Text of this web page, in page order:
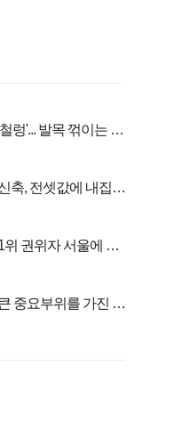
렁'... 발목 꺾이는 이
축, 전셋값에 내집마
위 권위자 서울에 있
중요부위를 가진 남